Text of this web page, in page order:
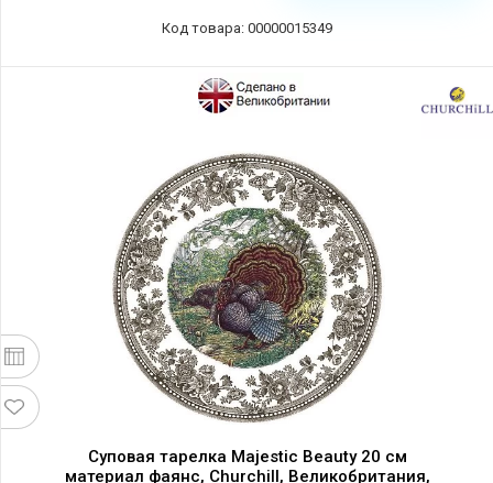
Код товара: 00000015349
Суповая тарелка Majestic Beauty 20 см
материал фаянс, Churchill, Великобритания,